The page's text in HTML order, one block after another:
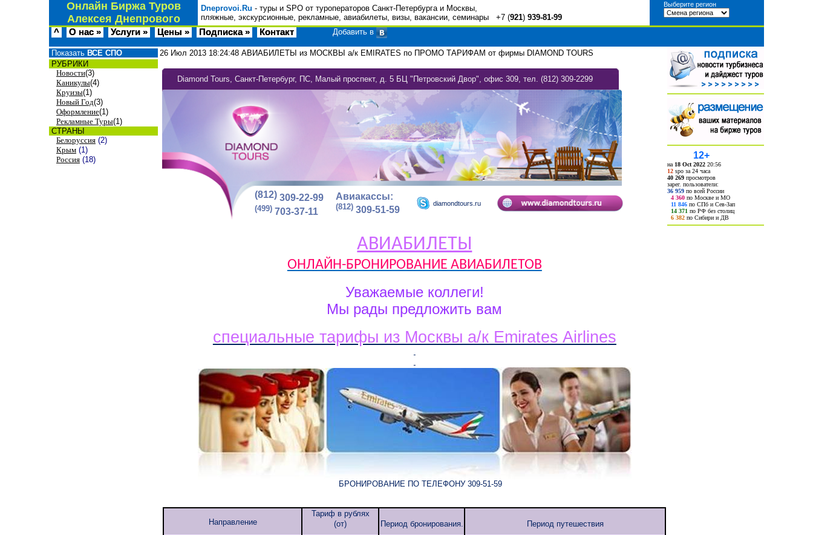
Онлайн Биржа Туров
Алексея Днепрового
Dneprovoi.Ru - туры и SPO от туроператоров Санкт-Петербурга и Москвы,
пляжные, экскурсионные, рекламные, авиабилеты, визы, вакансии, семинары +7 (921) 939-81-99
Выберите регион
^ О нас » Услуги » Цены » Подписка » Контакт Добавить в
Показать ВСЕ СПО
РУБРИКИ
Новости(3)
Каникулы(4)
Круизы(1)
Новый Год(3)
Оформление(1)
Рекламные Туры(1)
СТРАНЫ
Белоруссия (2)
Крым (1)
Россия (18)
26 Июл 2013 18:24:48 АВИАБИЛЕТЫ из МОСКВЫ а/к EMIRATES по ПРОМО ТАРИФАМ от фирмы DIAMOND TOURS
Diamond Tours, Санкт-Петербург, ПС, Малый проспект, д. 5 БЦ "Петровский Двор", офис 309, тел. (812) 309-2299
(812) 309-22-99
(499) 703-37-11
Авиакассы:
(812) 309-51-59
diamondtours.ru
АВИАБИЛЕТЫ
ОНЛАЙН-БРОНИРОВАНИЕ АВИАБИЛЕТОВ
Уважаемые коллеги!
Мы рады предложить вам
специальные тарифы из Москвы а/к Emirates Airlines
БРОНИРОВАНИЕ ПО ТЕЛЕФОНУ 309-51-59
Направление
Тариф в рублях
(от)
Период бронирования. Период путешествия
12+
на 18 Oct 2022 20:56
12 spo за 24 часа
40 269 просмотров
зарег. пользователи:
36 959 по всей России
4 360 по Москве и МО
11 846 по СПб и Сев-Зап
14 371 по РФ без столиц
6 382 по Сибири и ДВ